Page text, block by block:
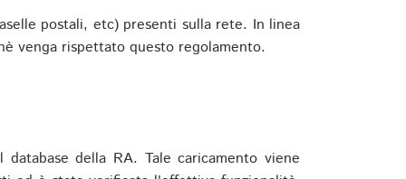
postali, etc) presenti sulla rete. In linea
venga rispettato questo regolamento.
della RA. Tale caricamento viene